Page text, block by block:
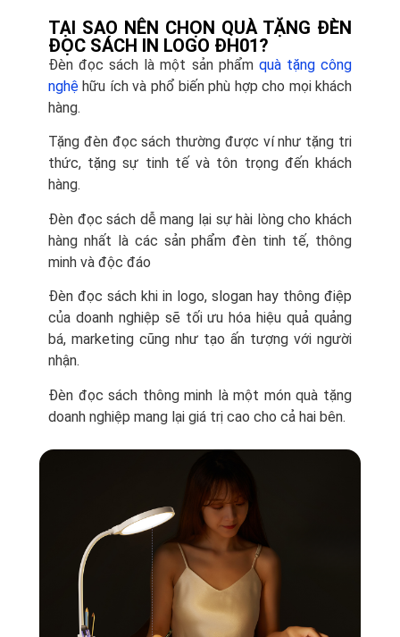
TẠI SAO NÊN CHỌN QUÀ TẶNG ĐÈN
ĐỌC SÁCH IN LOGO ĐH01?
Đèn đọc sách là một sản phẩm quà tặng công
nghệ hữu ích và phổ biến phù hợp cho mọi khách
hàng.
Tặng đèn đọc sách thường được ví như tặng tri
thức, tặng sự tinh tế và tôn trọng đến khách
hàng.
Đèn đọc sách dễ mang lại sự hài lòng cho khách
hàng nhất là các sản phẩm đèn tinh tế, thông
minh và độc đáo
Đèn đọc sách khi in logo, slogan hay thông điệp
của doanh nghiệp sẽ tối ưu hóa hiệu quả quảng
bá, marketing cũng như tạo ấn tượng với người
nhận.
Đèn đọc sách thông minh là một món quà tặng
doanh nghiệp mang lại giá trị cao cho cả hai bên.